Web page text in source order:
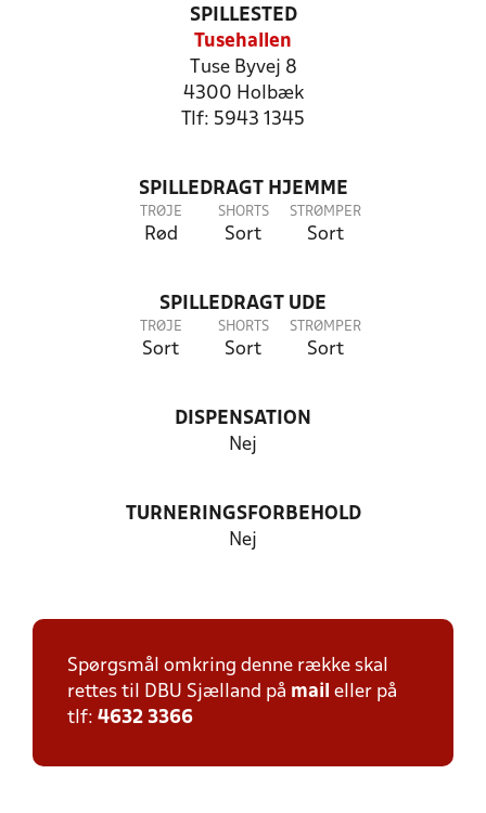
SPILLESTED
Tusehallen
Tuse Byvej 8
4300 Holbæk
Tlf: 5943 1345
SPILLEDRAGT HJEMME
TRØJE
Rød
SHORTS
Sort
STRØMPER
Sort
SPILLEDRAGT UDE
TRØJE
Sort
SHORTS
Sort
STRØMPER
Sort
DISPENSATION
Nej
TURNERINGSFORBEHOLD
Nej
Spørgsmål omkring denne række skal
rettes til DBU Sjælland på mail eller på
tlf: 4632 3366